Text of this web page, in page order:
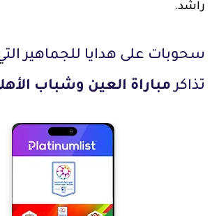
راشد.
سحوبات على هدايا للجماهير
تذاكرمباراة العين وشباب